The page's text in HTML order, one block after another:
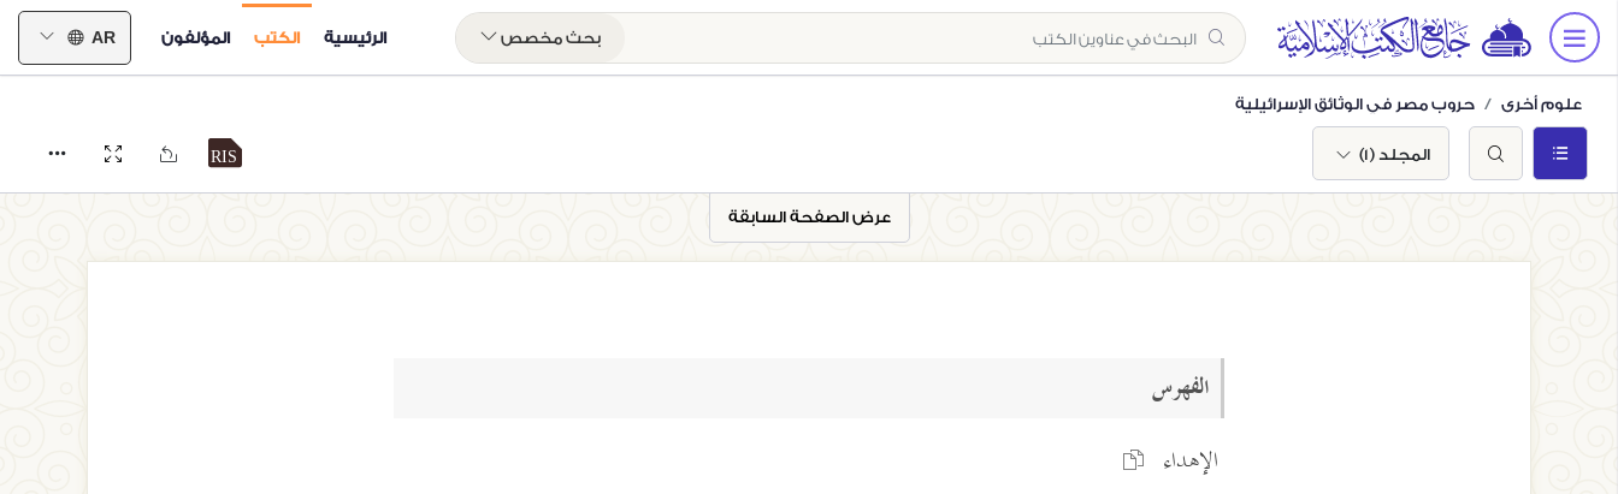
بحث مخصص الرئيسية الكتب المؤلفون AR
علوم أخرى حروب مصر في الوثائق الإسرائيلية
المجلد (1)
عرض الصفحة السابقة
الفهرس
الإهداء